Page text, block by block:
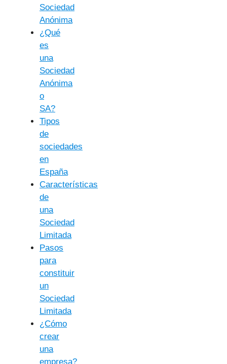
Sociedad
Anónima
¿Qué
es
una
Sociedad
Anónima
o
SA?
Tipos
de
sociedades
en
España
Características
de
una
Sociedad
Limitada
Pasos
para
constituir
un
Sociedad
Limitada
¿Cómo
crear
una
empresa?